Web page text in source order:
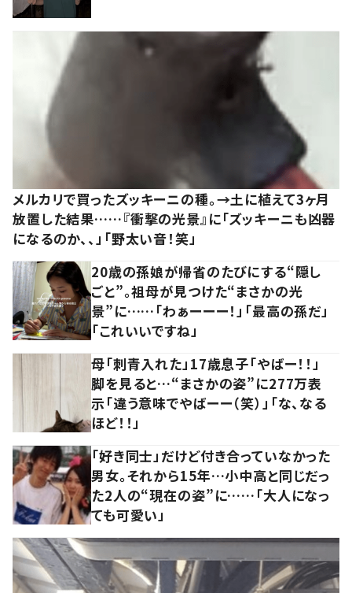
メルカリで買ったズッキーニの種。→土に植えて3ヶ月
放置した結果……『衝撃の光景』に「ズッキーニも凶器
になるのか、、」「野太い音！笑」
20歳の孫娘が帰省のたびにする“隠し
ごと”。祖母が見つけた“まさかの光
景”に……「わぁーーー！」「最高の孫だ」
「これいいですね」
母「刺青入れた」17歳息子「やばー！！」
脚を見ると…“まさかの姿”に277万表
示「違う意味でやばーー（笑）」「な、なる
ほど！！」
「好き同士」だけど付き合っていなかった
男女。それから15年…小中高と同じだっ
た2人の“現在の姿”に……「大人になっ
ても可愛い」